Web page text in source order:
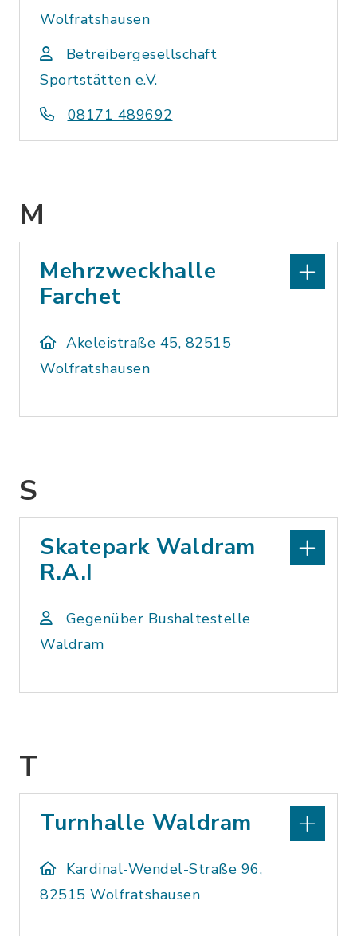
Wolfratshausen
Betreibergesellschaft
Sportstätten e.V.
08171 489692
M
Mehrzweckhalle
Farchet
Akeleistraße 45, 82515
Wolfratshausen
S
Skatepark Waldram
R.A.I
Gegenüber Bushaltestelle
Waldram
T
Turnhalle Waldram
Kardinal-Wendel-Straße 96,
82515 Wolfratshausen